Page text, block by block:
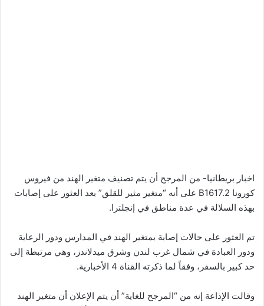
اخبار بريطانيا- من المرجح أن يتم تصنيف متغير الهند من فيروس
كورونا B1617.2 على أنه “متغير مثير للقلق” بعد العثور على إصابات
بهذه السلالة في عدة مناطق في إنجلترا.
تم العثور على حالات إصابة بمتغير الهند في المدارس ودور الرعاية
ودور العبادة في شمال غرب لندن وشرق ميدلاندز، وهي مرتبطة إلى
حد كبير بالسفر، وفقاً لما ذكرته القناة 4 الأخبارية.
وقالت الإذاعة إنه من “المرجح للغاية” أن يتم الإعلان أن متغير الهند